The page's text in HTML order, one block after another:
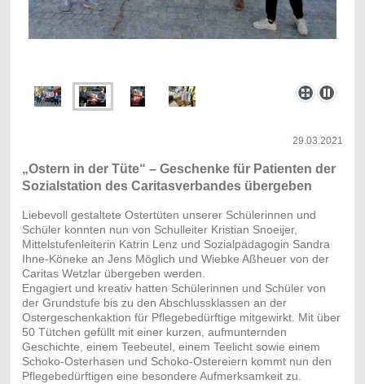
29.03.2021
„Ostern in der Tüte“ – Geschenke für Patienten der
Sozialstation des Caritasverbandes übergeben
Liebevoll gestaltete Ostertüten unserer Schülerinnen und
Schüler konnten nun von Schulleiter Kristian Snoeijer,
Mittelstufenleiterin Katrin Lenz und Sozialpädagogin Sandra
Ihne-Köneke an Jens Möglich und Wiebke Aßheuer von der
Caritas Wetzlar übergeben werden.
Engagiert und kreativ hatten Schülerinnen und Schüler von
der Grundstufe bis zu den Abschlussklassen an der
Ostergeschenkaktion für Pflegebedürftige mitgewirkt. Mit über
50 Tütchen gefüllt mit einer kurzen, aufmunternden
Geschichte, einem Teebeutel, einem Teelicht sowie einem
Schoko-Osterhasen und Schoko-Ostereiern kommt nun den
Pflegebedürftigen eine besondere Aufmerksamkeit zu.